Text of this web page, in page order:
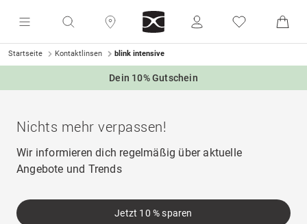
Startseite Kontaktlinsen blink intensive
Dein 10% Gutschein
Nichts mehr verpassen!
Wir informieren dich regelmäßig über aktuelle
Angebote und Trends
Jetzt 10 % sparen